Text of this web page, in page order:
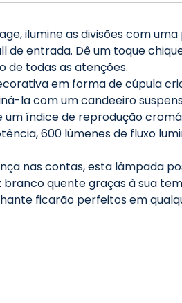
ilumine as divisões com
entrada. Dê um toque
de todas as atenções.
em forma de cúpula
la com um candeeiro
índice de reprodução
600 lúmenes de fluxo
nas contas, esta lâmpada
quente graças à sua
ficarão perfeitos em